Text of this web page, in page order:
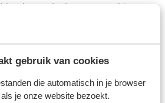
gebruik van cookies
die automatisch in je browser
je onze website bezoekt.
kopen in de supermarkt.
Heb je niet de Nederlandse
belangrijk om na te vragen of er
zijn. Dit vraag je na bij de